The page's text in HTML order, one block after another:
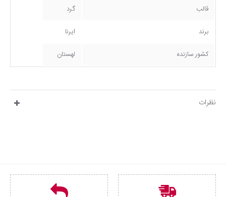
قالب گرد
برند ایرنا
کشور سازنده لهستان
نظرات